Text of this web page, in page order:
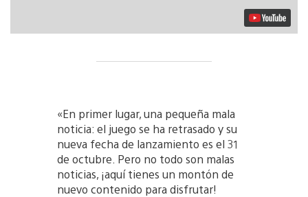
«En primer lugar, una pequeña mala
noticia: el juego se ha retrasado y su
nueva fecha de lanzamiento es el 31
de octubre. Pero no todo son malas
noticias, ¡aquí tienes un montón de
nuevo contenido para disfrutar!